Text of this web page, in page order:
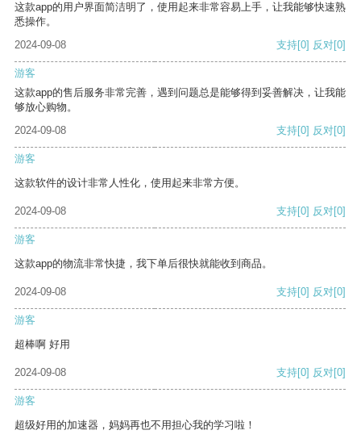
这款app的用户界面简洁明了，使用起来非常容易上手，让我能够快速熟
悉操作。
2024-09-08
支持[0] 反对[0]
游客
这款app的售后服务非常完善，遇到问题总是能够得到妥善解决，让我能
够放心购物。
2024-09-08
支持[0] 反对[0]
游客
这款软件的设计非常人性化，使用起来非常方便。
2024-09-08 支持[0] 反对[0]
游客
这款app的物流非常快捷，我下单后很快就能收到商品。
2024-09-08 支持[0] 反对[0]
游客
超棒啊 好用
2024-09-08 支持[0] 反对[0]
游客
超级好用的加速器，妈妈再也不用担心我的学习啦！